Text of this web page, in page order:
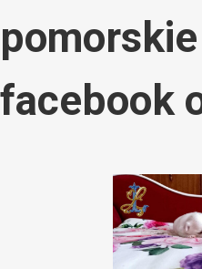
facebook